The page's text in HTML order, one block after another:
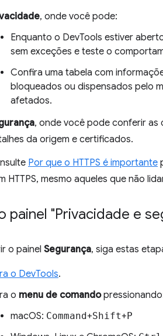
, onde você pode:
Enquanto o DevTools estiver
sem exceções e teste o
Confira uma tabela com
bloqueados ou dispensados pelo
afetados.
, onde você pode conferir as
da origem e certificados.
Por que o HTTPS é importante
HTTPS, mesmo aqueles que não
painel "Privacidade e
o painel Segurança, siga estas
o DevTools.
o menu de comando
macOS: Command+Shift+P